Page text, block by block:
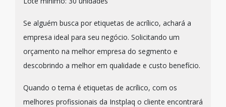
Se alguém busca por etiquetas de acrílico, achará a
empresa ideal para seu negócio. Solicitando um
orçamento na melhor empresa do segmento e
descobrindo a melhor em qualidade e custo benefício.
Quando o tema é etiquetas de acrílico, com os
melhores profissionais da Instplaq o cliente encontrará